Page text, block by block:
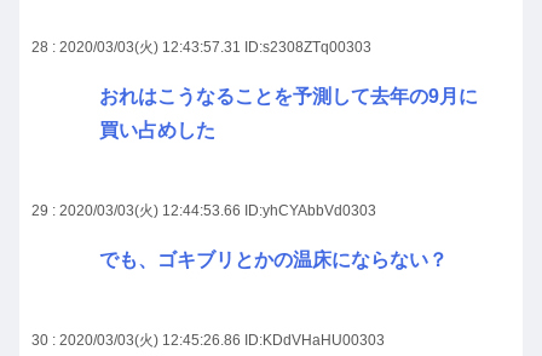
28 : 2020/03/03(火) 12:43:57.31 ID:s2308ZTq00303
おれはこうなることを予測して去年の9月に
買い占めした
29 : 2020/03/03(火) 12:44:53.66 ID:yhCYAbbVd0303
でも、ゴキブリとかの温床にならない？
30 : 2020/03/03(火) 12:45:26.86 ID:KDdVHaHU00303